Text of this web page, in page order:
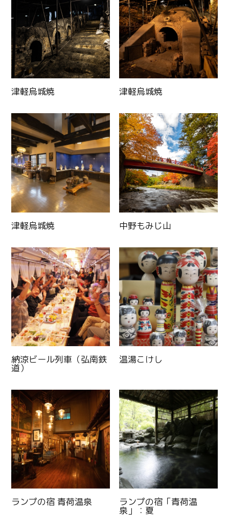
津軽烏城焼 津軽烏城焼
津軽烏城焼 中野もみじ山
納涼ビール列車（弘南鉄
道）
温湯こけし
ランプの宿 青荷温泉 ランプの宿「青荷温
泉」：夏